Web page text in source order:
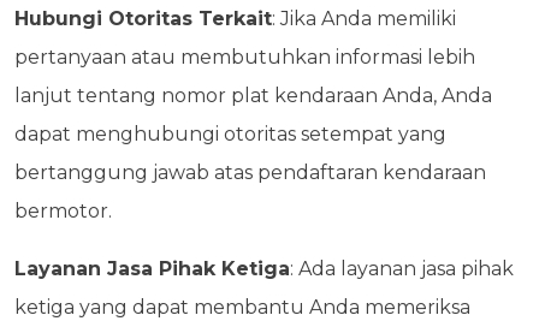
Hubungi Otoritas Terkait: Jika Anda memiliki
pertanyaan atau membutuhkan informasi lebih
lanjut tentang nomor plat kendaraan Anda, Anda
dapat menghubungi otoritas setempat yang
bertanggung jawab atas pendaftaran kendaraan
bermotor.
Layanan Jasa Pihak Ketiga: Ada layanan jasa pihak
ketiga yang dapat membantu Anda memeriksa